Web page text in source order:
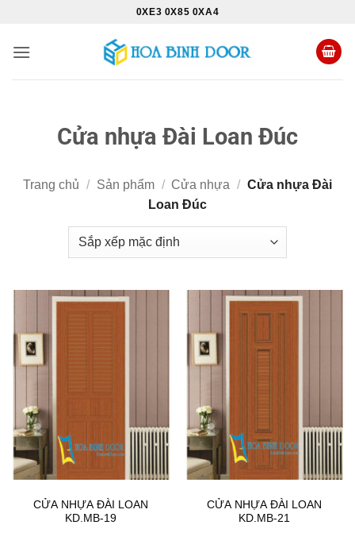
nội
0XE3 0X85 0XA4
Cửa nhựa Đài Loan Đúc
Trang chủ / Sản phẩm / Cửa nhựa / Cửa nhựa Đài
Loan Đúc
CỬA NHỰA ĐÀI LOAN
KD.MB-19
CỬA NHỰA ĐÀI LOAN
KD.MB-21